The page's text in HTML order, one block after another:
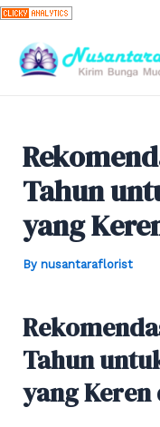
Skip
content
Tahun
yang
By nusantaraflorist
Tahun
yang Keren